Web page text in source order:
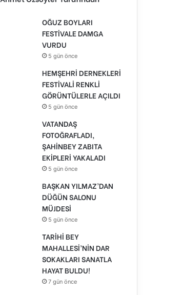
OĞUZ BOYLARI
FESTİVALE DAMGA
VURDU
5 gün önce
HEMŞEHRİ DERNEKLERİ
FESTİVALİ RENKLİ
GÖRÜNTÜLERLE AÇILDI
5 gün önce
VATANDAŞ
FOTOĞRAFLADI,
ŞAHİNBEY ZABITA
EKİPLERİ YAKALADI
5 gün önce
BAŞKAN YILMAZ’DAN
DÜĞÜN SALONU
MÜJDESİ
5 gün önce
TARİHİ BEY
MAHALLESİ’NİN DAR
SOKAKLARI SANATLA
HAYAT BULDU!
7 gün önce